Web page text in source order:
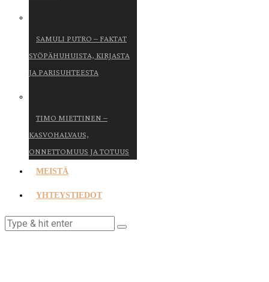
SAMULI PUTRO – FAKTAT
SYÖPÄHUHUISTA, KIRJASTA
JA PARISUHTEESTA
TIMO MIETTINEN –
KASVOHALVAUS,
ONNETTOMUUS JA TOTUUS
MEISTÄ
YHTEYSTIEDOT